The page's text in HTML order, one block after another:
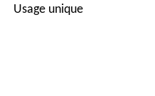
Usage unique